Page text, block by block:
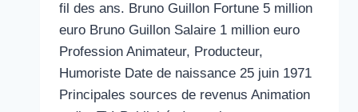
fil des ans. Bruno Guillon Fortune 5 million
euro Bruno Guillon Salaire 1 million euro
Profession Animateur, Producteur,
Humoriste Date de naissance 25 juin 1971
Principales sources de revenus Animation